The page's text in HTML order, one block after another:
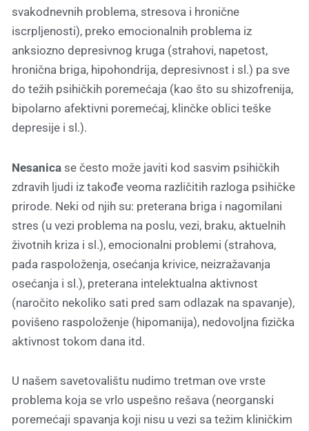
svakodnevnih problema, stresova i hronične
iscrpljenosti), preko emocionalnih problema iz
anksiozno depresivnog kruga (strahovi, napetost,
hronična briga, hipohondrija, depresivnost i sl.) pa sve
do težih psihičkih poremećaja (kao što su shizofrenija,
bipolarno afektivni poremećaj, klinčke oblici teške
depresije i sl.).
Nesanica se često može javiti kod sasvim psihičkih
zdravih ljudi iz takođe veoma različitih razloga psihičke
prirode. Neki od njih su: preterana briga i nagomilani
stres (u vezi problema na poslu, vezi, braku, aktuelnih
životnih kriza i sl.), emocionalni problemi (strahova,
pada raspoloženja, osećanja krivice, neizražavanja
osećanja i sl.), preterana intelektualna aktivnost
(naročito nekoliko sati pred sam odlazak na spavanje),
povišeno raspoloženje (hipomanija), nedovoljna fizička
aktivnost tokom dana itd.
U našem savetovalištu nudimo tretman ove vrste
problema koja se vrlo uspešno rešava (neorganski
poremećaji spavanja koji nisu u vezi sa težim kliničkim